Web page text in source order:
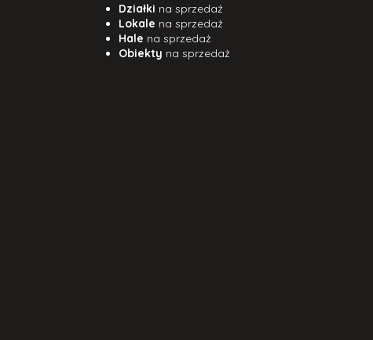
Działki na sprzedaż
Lokale na sprzedaż
Hale na sprzedaż
Obiekty na sprzedaż